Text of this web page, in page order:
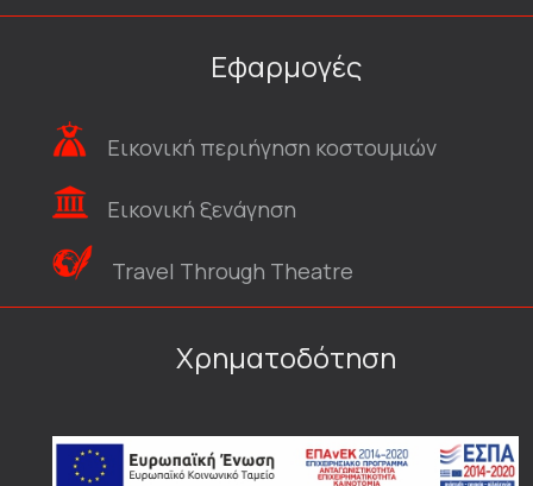
Εφαρμογές
Εικονική περιήγηση κοστουμιών
Εικονική ξενάγηση
Travel Through Theatre
Χρηματοδότηση